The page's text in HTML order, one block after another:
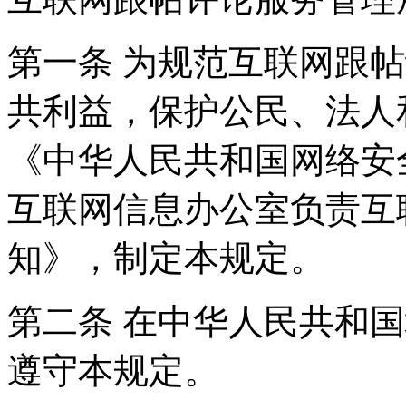
第一条 为规范互联网跟
共利益，保护公民、法
《中华人民共和国网络
互联网信息办公室负责
知》，制定本规定。
第二条 在中华人民共和
遵守本规定。